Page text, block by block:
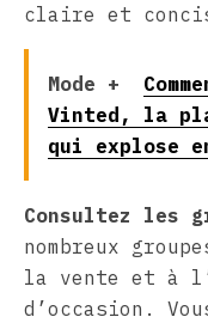
claire et
Mode +
Vinted, la
qui explose
Consultez les
nombreux
la vente et à
d’occasion.